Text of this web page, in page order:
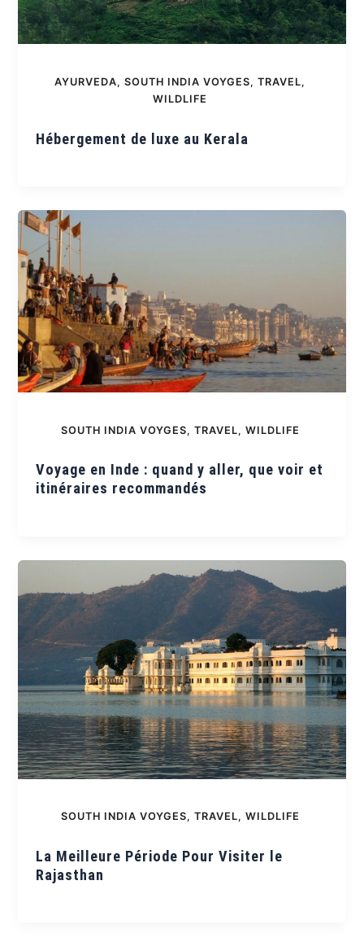
AYURVEDA, SOUTH INDIA VOYGES, TRAVEL,
WILDLIFE
Hébergement de luxe au Kerala
SOUTH INDIA VOYGES, TRAVEL, WILDLIFE
Voyage en Inde : quand y aller, que voir et
itinéraires recommandés
SOUTH INDIA VOYGES, TRAVEL, WILDLIFE
La Meilleure Période Pour Visiter le
Rajasthan